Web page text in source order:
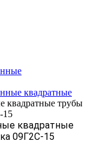
квадратные
квадратные трубы
15
квадратные
09Г2С-15